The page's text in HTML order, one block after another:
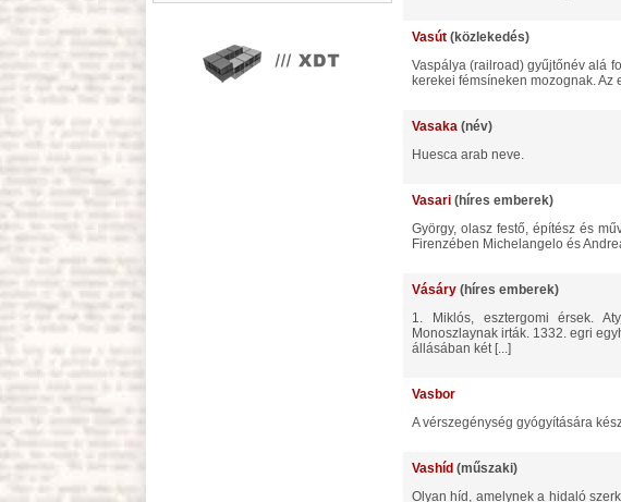
Vasút (közlekedés)
Vaspálya (railroad) gyűjtőnév alá foglalhatók mindazok az utak, melyeken a súrlódás csökkentése végett a járóművek
kerekei fémsíneken mozognak. Az
Vasaka (név)
Huesca arab neve.
Vasari (híres emberek)
György, olasz festő, építész és művészettörténetiró, szül. Arezzóban 1511 jul. 30., meghalt Firenzében 1574 jun. 27.
Firenzében Michelangelo és
Vásáry (híres emberek)
1. Miklós, esztergomi érsek. Atyja Miklós, anyja Telegdy-leány volt, Csanád érsek nővére. Eddig hibásan
Monoszlaynak irták. 1332. egri
állásában két [...]
Vasbor
A vérszegénység gyógyítására
Vashíd (műszaki)
Olyan híd, amelynek a hidaló szerkezete van vasból, legyen bár az alépítménye más anyagból is. A vas alkalmazása